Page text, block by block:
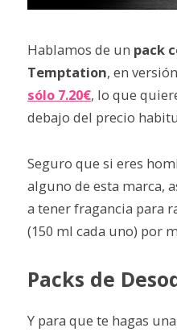
Hablamos de un pack
Temptation, en
sólo 7.20€, lo que
debajo del precio
Seguro que si eres
alguno de esta marca,
a tener fragancia para
(150 ml cada uno) por
Packs de
Y para que te hagas